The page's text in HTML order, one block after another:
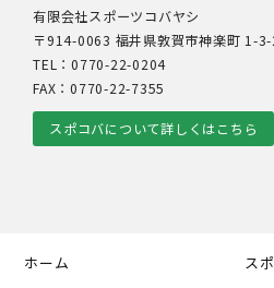
有限会社スポーツコバヤシ
〒914-0063 福井県敦賀市神楽町 1-
TEL：0770-22-0204
FAX：0770-22-7355
スポコバについて詳しくはこちら
ホーム
ス